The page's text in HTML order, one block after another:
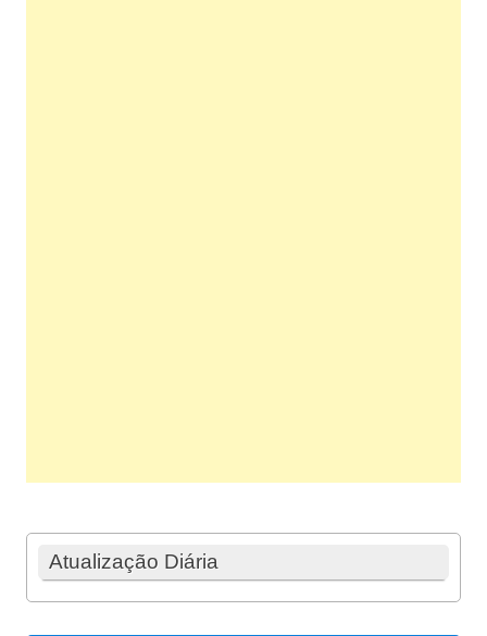
Atualização Diária